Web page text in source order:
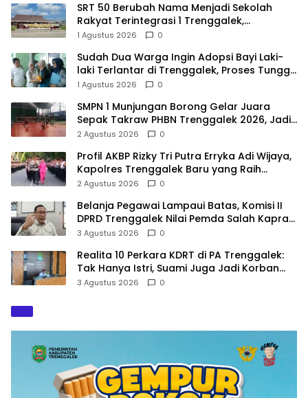
SRT 50 Berubah Nama Menjadi Sekolah
Rakyat Terintegrasi 1 Trenggalek,
Nomenklatur Berubah
1 Agustus 2026 0
Sudah Dua Warga Ingin Adopsi Bayi Laki-
laki Terlantar di Trenggalek, Proses Tunggu
Hasil Penyelidikan
1 Agustus 2026 0
SMPN 1 Munjungan Borong Gelar Juara
Sepak Takraw PHBN Trenggalek 2026, Jadi
Modal Menuju POPDA Jatim
2 Agustus 2026 0
Profil AKBP Rizky Tri Putra Erryka Adi Wijaya,
Kapolres Trenggalek Baru yang Raih
Hattrick Pin Emas Kapolri
2 Agustus 2026 0
Belanja Pegawai Lampaui Batas, Komisi II
DPRD Trenggalek Nilai Pemda Salah Kaprah
dalam Perencanaan
3 Agustus 2026 0
Realita 10 Perkara KDRT di PA Trenggalek:
Tak Hanya Istri, Suami Juga Jadi Korban
Kekerasan
3 Agustus 2026 0